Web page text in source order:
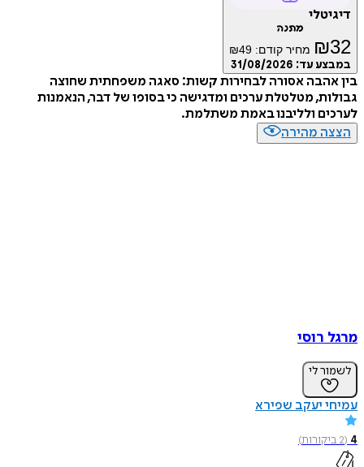
דיגיטלי
מתנה
₪32 מחיר קודם: ₪49
במבצע עד: 31/08/2026
בין אהבה אסורה לבחירות קשות: סאגה משפחתית שחוצה
גבולות, מטלטלת ערכים ומדגישה כי בסופו של דבר, הנאמנות
לערכים ולליבנו באמת משתלמת.
הצצה מהירה
מרגל רוסי
לשמור לי
עמיחי יעקב שפירא
4
(
2ביקורות)